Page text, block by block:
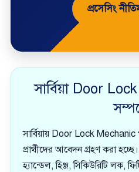
প্রসেসিং
সার্বিয়া Door
সার্বিয়ায় Door Lock
প্রার্থীদের আবেদন গ্রহণ করা
হ্যান্ডেল, হিঞ্জ, সিকিউরিটি লক,